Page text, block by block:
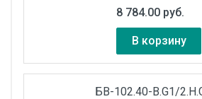
8 784.00 руб.
В корзину
БВ-102.40-В.G1/